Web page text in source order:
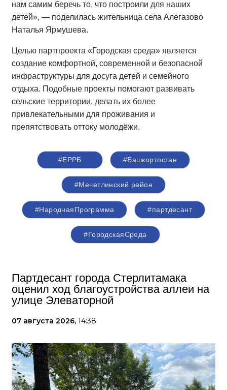
нам самим беречь то, что построили для наших
детей», — поделилась жительница села Алегазово
Наталья Ярмушева.
Целью партпроекта «Городская среда» является
создание комфортной, современной и безопасной
инфраструктуры для досуга детей и семейного
отдыха. Подобные проекты помогают развивать
сельские территории, делать их более
привлекательными для проживания и
препятствовать оттоку молодёжи.
#ЕРРБ #Башкортостан
#Мечетлинский район
#НароднаяПрограмма #партдесант
#ГородскаяСреда
Партдесант города Стерлитамака
оценил ход благоустройства аллеи на
улице Элеваторной
07 августа 2026, 14:38